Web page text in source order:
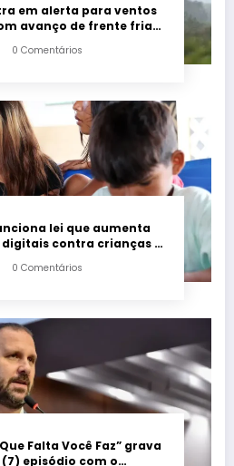
em alerta para ventos
avanço de frente fria
0 Comentários
lei que aumenta
contra crianças é
0 Comentários
Falta Você Faz” grava
episódio com o